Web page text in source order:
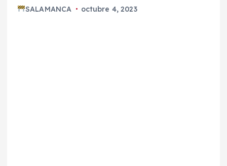
SALAMANCA octubre 4, 2023